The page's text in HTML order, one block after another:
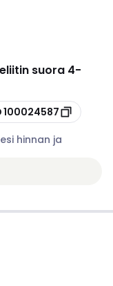
suora 4-
100024587
hinnan ja